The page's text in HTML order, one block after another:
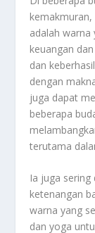
adalah warna
keuangan
dan
dengan
juga dapat
beberapa
terutama
Ia juga sering
ketenangan
warna yang
dan yoga